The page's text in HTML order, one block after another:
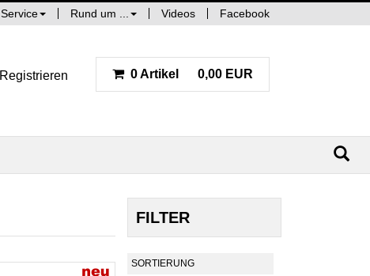
Service Rund um ... Videos Facebook
Registrieren 0 Artikel 0,00 EUR
FILTER
SORTIERUNG